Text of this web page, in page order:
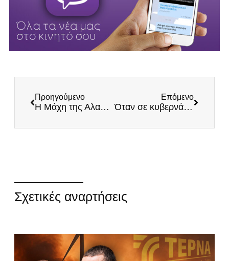
Προηγούμενο
Η Μάχη της Αλαμάνας
Επόμενο
Όταν σε κυβερνάει η Γκρέτα….
Σχετικές αναρτήσεις